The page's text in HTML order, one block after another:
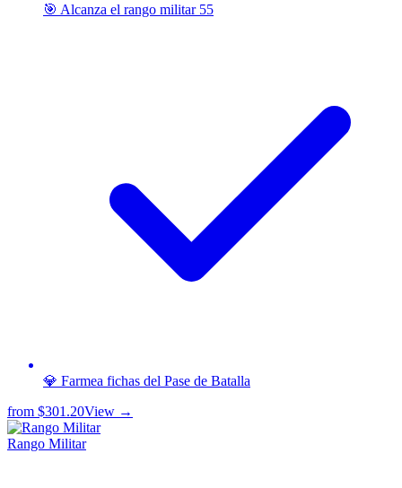
🎯 Alcanza el rango militar 55
💎 Farmea fichas del Pase de Batalla
from $301.20View →
Rango Militar